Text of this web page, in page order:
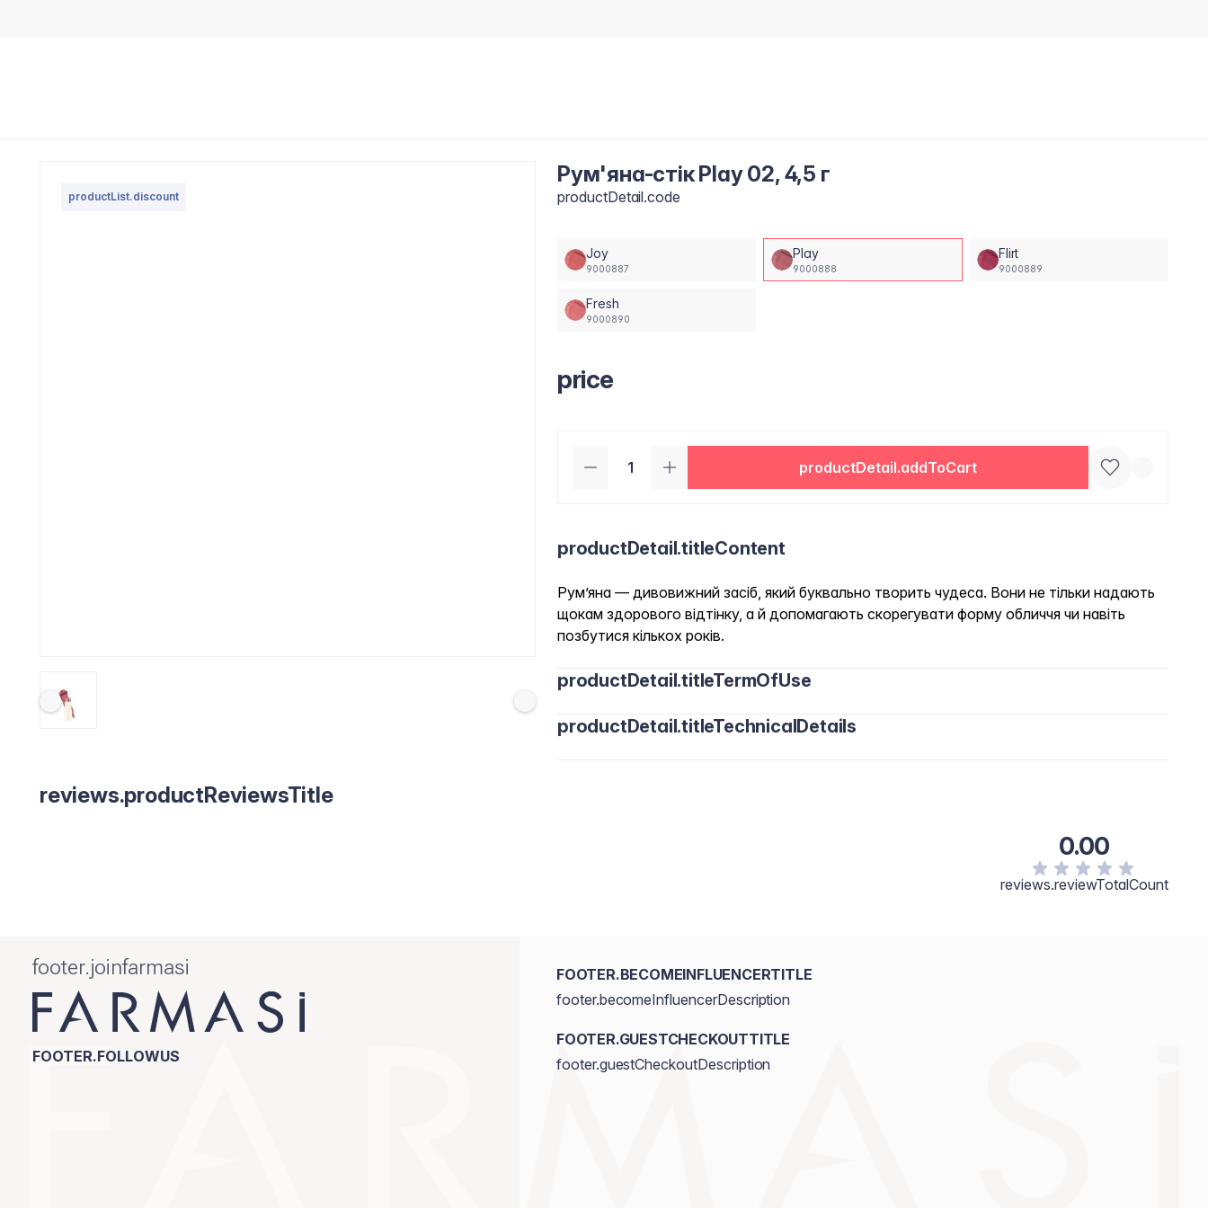
productList.discount
Рум'яна-стік Play 02, 4,5 г
productDetail.code
Joy
9000887
Play
9000888
Flirt
9000889
Fresh
9000890
price
productDetail.addToCart
productDetail.titleContent
Рум’яна — дивовижний засіб, який буквально творить чудеса. Вони не тільки надають
щокам здорового відтінку, а й допомагають скорегувати форму обличчя чи навіть
позбутися кількох років.
productDetail.titleTermOfUse
productDetail.titleTechnicalDetails
reviews.productReviewsTitle
0.00
reviews.reviewTotalCount
footer.joinfarmasi
FOOTER.FOLLOWUS
FOOTER.BECOMEINFLUENCERTITLE
footer.becomeInfluencerDescription
FOOTER.GUESTCHECKOUTTITLE
footer.guestCheckoutDescription